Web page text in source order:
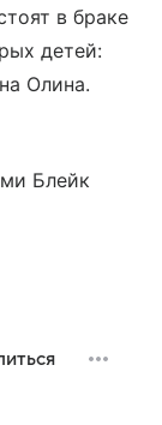
в браке
детей:
Олина.
Блейк